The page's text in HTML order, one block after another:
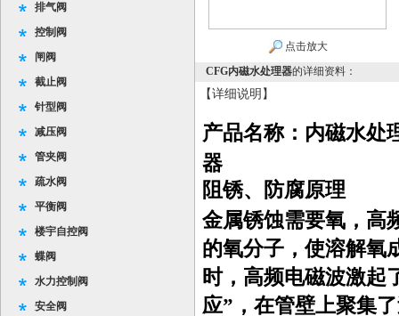
排气阀
控制阀
闸阀
截止阀
针型阀
减压阀
管夹阀
疏水阀
平衡阀
楼宇自控阀
蝶阀
水力控制阀
安全阀
点击放大
CFG内磁水处理器的详细资料：
【详细说明】
产品名称：内磁水处
器
阻锈、防腐原理
金属锈蚀需要氧，高
的氧分子，使溶解氧
时，高频电磁波激起
应”，在管壁上聚集